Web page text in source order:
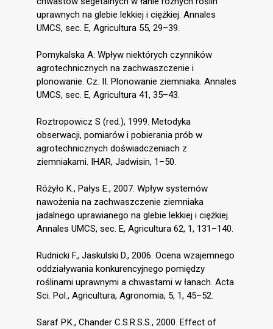
uprawnych na glebie lekkiej i ciężkiej. Annales
UMCS, sec. E, Agricultura 55, 29–39.
Pomykalska A: Wpływ niektórych czynników
agrotechnicznych na zachwaszczenie i
plonowanie. Cz. II. Plonowanie ziemniaka. Annales
UMCS, sec. E, Agricultura 41, 35–43.
Roztropowicz S (red.), 1999. Metodyka
obserwacji, pomiarów i pobierania prób w
agrotechnicznych doświadczeniach z
ziemniakami. IHAR, Jadwisin, 1–50.
Różyło K., Pałys E., 2007. Wpływ systemów
nawożenia na zachwaszczenie ziemniaka
jadalnego uprawianego na glebie lekkiej i ciężkiej.
Annales UMCS, sec. E, Agricultura 62, 1, 131–140.
Rudnicki F., Jaskulski D., 2006. Ocena wzajemnego
oddziaływania konkurencyjnego pomiędzy
roślinami uprawnymi a chwastami w łanach. Acta
Sci. Pol., Agricultura, Agronomia, 5, 1, 45–52.
Saraf P.K., Chander C.S.R.S.S., 2000. Effect of